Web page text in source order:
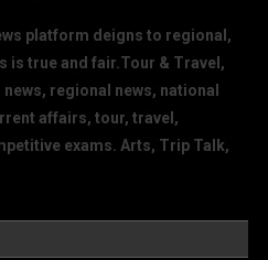
platform deigns to regional,
is true and fair.Tour & Travel,
regional news, national
affairs, tour, travel,
exams. Arts, Trip Talk,